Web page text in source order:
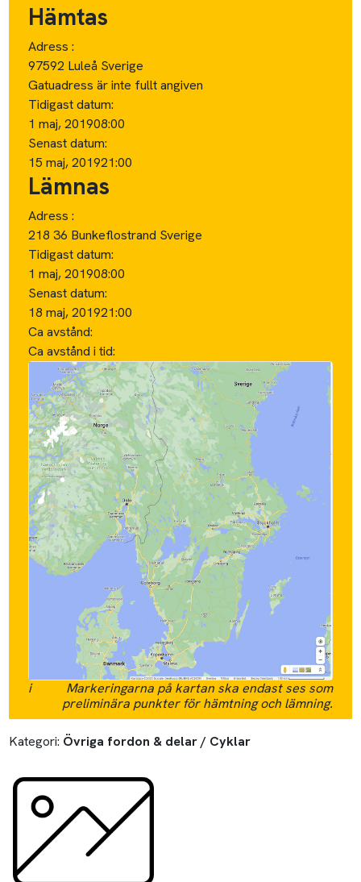
Hämtas
Adress :
97592 Luleå Sverige
Gatuadress är inte fullt angiven
Tidigast datum:
1 maj, 201908:00
Senast datum:
15 maj, 201921:00
Lämnas
Adress :
218 36 Bunkeflostrand Sverige
Tidigast datum:
1 maj, 201908:00
Senast datum:
18 maj, 201921:00
Ca avstånd:
Ca avstånd i tid:
i
Markeringarna på kartan ska endast ses som
preliminära punkter för hämtning och lämning.
Kategori: Övriga fordon & delar / Cyklar